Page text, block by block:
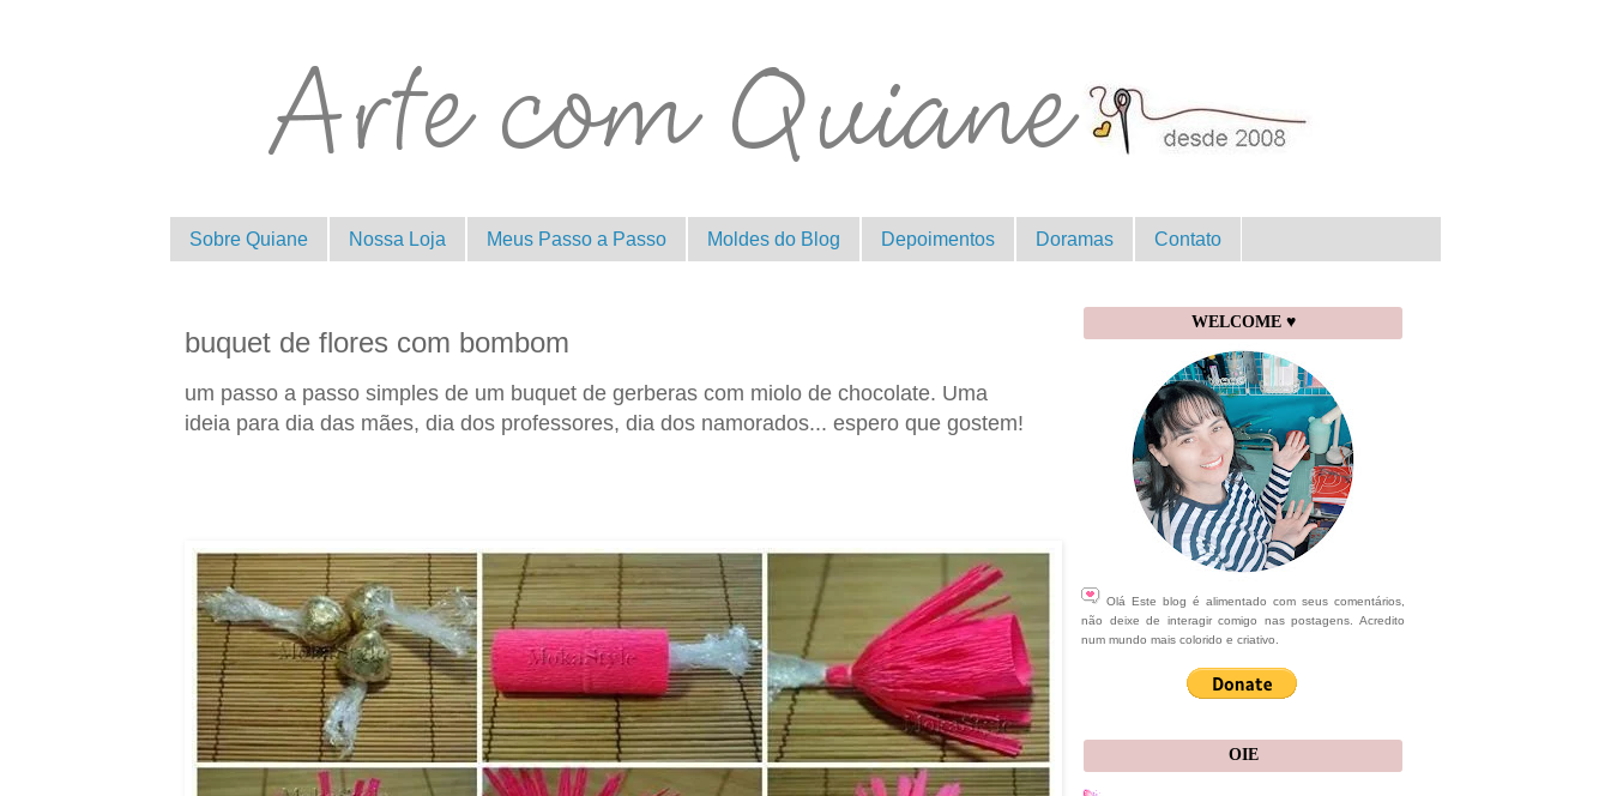
Sobre Quiane Nossa Loja Meus Passo a Passo Moldes do Blog Depoimentos Doramas Contato
buquet de flores com bombom
um passo a passo simples de um buquet de gerberas com miolo de chocolate. Uma
ideia para dia das mães, dia dos professores, dia dos namorados... espero que gostem!
WELCOME ♥
Olá Este blog é alimentado com seus comentários,
não deixe de interagir comigo nas postagens. Acredito
num mundo mais colorido e criativo.
OIE